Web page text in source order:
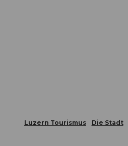
Luzern Tourismus Die Stadt